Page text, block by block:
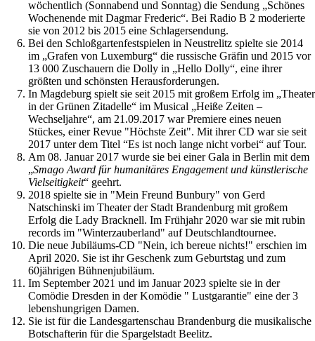
wöchentlich (Sonnabend und Sonntag) die Sendung „Schönes
Wochenende mit Dagmar Frederic“. Bei Radio B 2 moderierte
sie von 2012 bis 2015 eine Schlagersendung.
Bei den Schloßgartenfestspielen in Neustrelitz spielte sie 2014
im „Grafen von Luxemburg“ die russische Gräfin und 2015 vor
13 000 Zuschauern die Dolly in „Hello Dolly“, eine ihrer
größten und schönsten Herausforderungen.
In Magdeburg spielt sie seit 2015 mit großem Erfolg im „Theater
in der Grünen Zitadelle“ im Musical „Heiße Zeiten –
Wechseljahre“, am 21.09.2017 war Premiere eines neuen
Stückes, einer Revue "Höchste Zeit". Mit ihrer CD war sie seit
2017 unter dem Titel “Es ist noch lange nicht vorbei“ auf Tour.
Am 08. Januar 2017 wurde sie bei einer Gala in Berlin mit dem
„Smago Award für humanitäres Engagement und künstlerische
Vielseitigkeit“ geehrt.
2018 spielte sie in "Mein Freund Bunbury" von Gerd
Natschinski im Theater der Stadt Brandenburg mit großem
Erfolg die Lady Bracknell. Im Frühjahr 2020 war sie mit rubin
records im "Winterzauberland" auf Deutschlandtournee.
Die neue Jubiläums-CD "Nein, ich bereue nichts!" erschien im
April 2020. Sie ist ihr Geschenk zum Geburtstag und zum
60jährigen Bühnenjubiläum.
Im September 2021 und im Januar 2023 spielte sie in der
Comödie Dresden in der Komödie " Lustgarantie" eine der 3
lebenshungrigen Damen.
Sie ist für die Landesgartenschau Brandenburg die musikalische
Botschafterin für die Spargelstadt Beelitz.